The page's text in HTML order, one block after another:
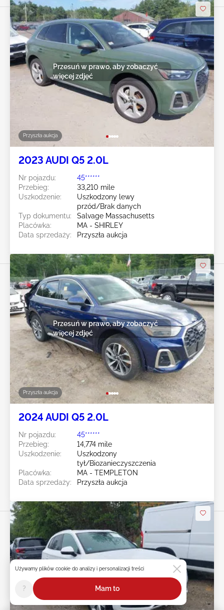
Przyszła aukcja
Przesuń w prawo, aby zobaczyć
więcej zdjęć
2023 AUDI Q5 2.0L
Nr pojazdu:
45******
Przebieg:
33,210 mile
Uszkodzenie:
Uszkodzony lewy
przód/Brak danych
Typ dokumentu:
Salvage Massachusetts
Placówka:
MA - SHIRLEY
Data sprzedaży:
Przyszła aukcja
Przyszła aukcja
Przesuń w prawo, aby zobaczyć
więcej zdjęć
2024 AUDI Q5 2.0L
Nr pojazdu:
45******
Przebieg:
14,774 mile
Uszkodzenie:
Uszkodzony
tył/Biozanieczyszczenia
Placówka:
MA - TEMPLETON
Data sprzedaży:
Przyszła aukcja
Przesuń w prawo, aby zobaczyć
Używamy plików cookie do analizy i personalizacji treści
? Mam to